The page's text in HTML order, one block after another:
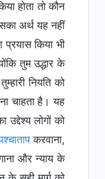
होता तो कौन
अर्थ यह नहीं
किया भी
तुम उद्धार के
नियति को
चाहता है। यह
लोगों को
करवाना,
और न्याय के